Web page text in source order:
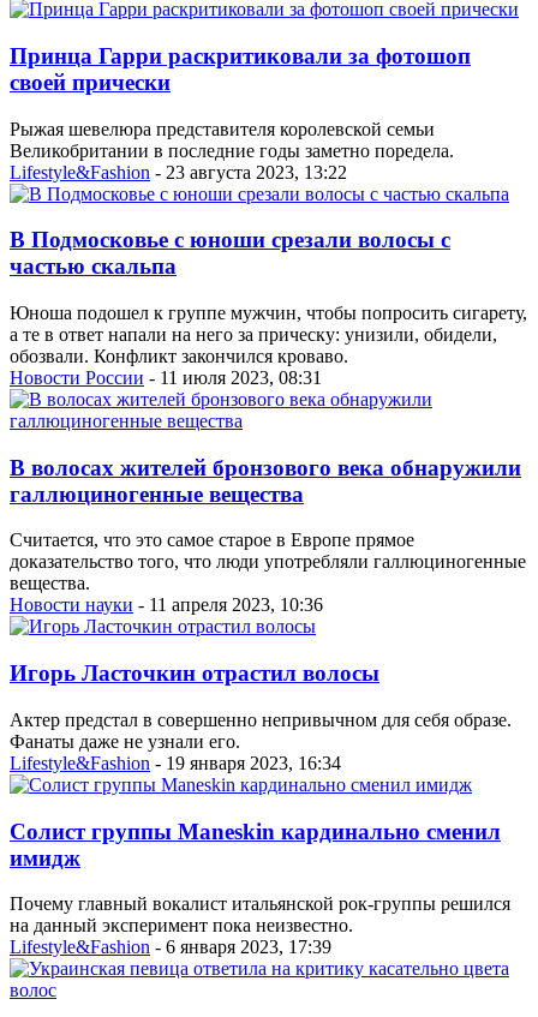
Принца Гарри раскритиковали за фотошоп
своей прически
Рыжая шевелюра представителя королевской семьи
Великобритании в последние годы заметно поредела.
Lifestyle&Fashion - 23 августа 2023, 13:22
В Подмосковье с юноши срезали волосы с
частью скальпа
Юноша подошел к группе мужчин, чтобы попросить сигарету,
а те в ответ напали на него за прическу: унизили, обидели,
обозвали. Конфликт закончился кроваво.
Новости России - 11 июля 2023, 08:31
В волосах жителей бронзового века обнаружили
галлюциногенные вещества
Считается, что это самое старое в Европе прямое
доказательство того, что люди употребляли галлюциногенные
вещества.
Новости науки - 11 апреля 2023, 10:36
Игорь Ласточкин отрастил волосы
Актер предстал в совершенно непривычном для себя образе.
Фанаты даже не узнали его.
Lifestyle&Fashion - 19 января 2023, 16:34
Солист группы Maneskin кардинально сменил
имидж
Почему главный вокалист итальянской рок-группы решился
на данный эксперимент пока неизвестно.
Lifestyle&Fashion - 6 января 2023, 17:39